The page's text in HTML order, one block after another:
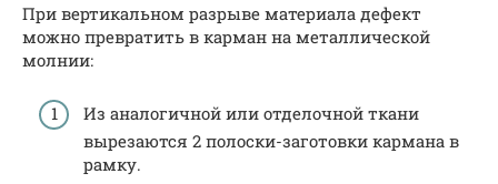
При вертикальном разрыве материала дефект
можно превратить в карман на металлической
молнии:
Из аналогичной или отделочной ткани
вырезаются 2 полоски-заготовки кармана в
рамку.